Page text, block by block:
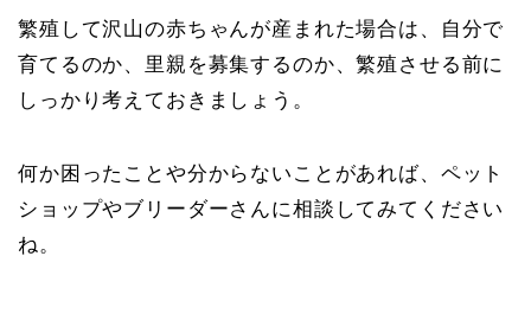
繁殖して沢山の赤ちゃんが産まれた場合は、自分で
育てるのか、里親を募集するのか、繁殖させる前に
しっかり考えておきましょう。
何か困ったことや分からないことがあれば、ペット
ショップやブリーダーさんに相談してみてください
ね。